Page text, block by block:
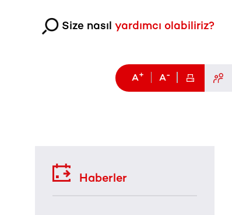
Size nasıl yardımcı olabiliriz?
A+ A-
Haberler